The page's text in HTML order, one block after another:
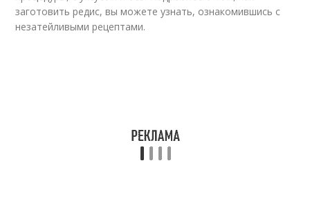
заготовить редис, вы можете узнать, ознакомившись с
незатейливыми рецептами.